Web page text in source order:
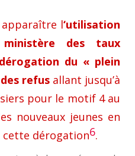
apparaître l‘utilisation
des taux
du « plein
refus allant jusqu’à
pour le motif 4 au
nouveaux jeunes en
cette dérogation6.